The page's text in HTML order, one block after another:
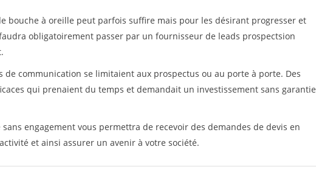
bouche à oreille peut parfois suffire mais pour les désirant progresser et
obligatoirement passer par un fournisseur de leads prospectsion
de communication se limitaient aux prospectus ou au porte à porte. Des
qui prenaient du temps et demandait un investissement sans garantie
engagement vous permettra de recevoir des demandes de devis en
et ainsi assurer un avenir à votre société.